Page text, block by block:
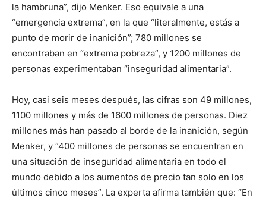
la hambruna”, dijo Menker. Eso equivale a una
“emergencia extrema”, en la que “literalmente, estás a
punto de morir de inanición”; 780 millones se
encontraban en “extrema pobreza”, y 1200 millones de
personas experimentaban “inseguridad alimentaria”.
Hoy, casi seis meses después, las cifras son 49 millones,
1100 millones y más de 1600 millones de personas. Diez
millones más han pasado al borde de la inanición, según
Menker, y “400 millones de personas se encuentran en
una situación de inseguridad alimentaria en todo el
mundo debido a los aumentos de precio tan solo en los
últimos cinco meses”. La experta afirma también que: “En